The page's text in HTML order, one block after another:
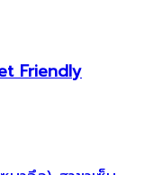
Friendly